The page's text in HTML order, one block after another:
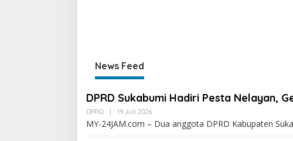
News Feed
DPRD Sukabumi Hadiri Pesta Nelayan,
DPRD 19 Juli 2026
MY-24JAM.com – Dua anggota DPRD Kabupaten